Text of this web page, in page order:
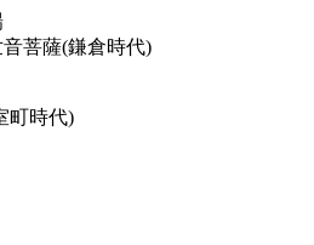
菩薩(鎌倉時代)
町時代)